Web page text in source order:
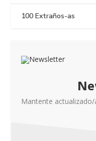
100 Extraños-as
Mantente